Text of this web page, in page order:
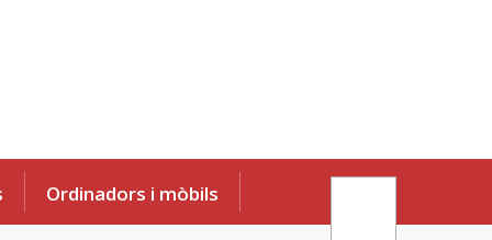
Ordinadors i mòbils